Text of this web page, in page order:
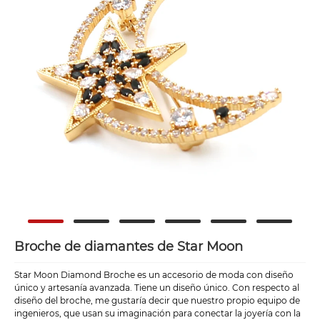
Broche de diamantes de Star Moon
Star Moon Diamond Broche es un accesorio de moda con diseño
único y artesanía avanzada. Tiene un diseño único. Con respecto al
diseño del broche, me gustaría decir que nuestro propio equipo de
ingenieros, que usan su imaginación para conectar la joyería con la